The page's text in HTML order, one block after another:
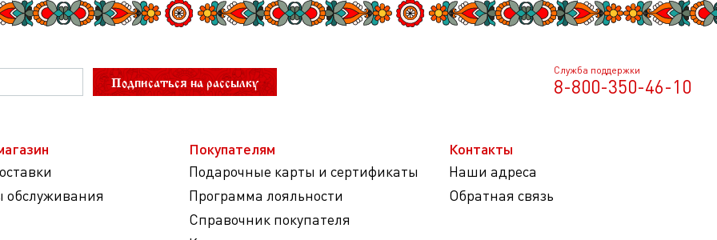
Подписаться на рассылку
Служба поддержки
8-800-350-46-10
обслуживания
Покупателям
Подарочные карты и сертификаты
Программа лояльности
Справочник покупателя
Контакты
Наши адреса
Обратная связь